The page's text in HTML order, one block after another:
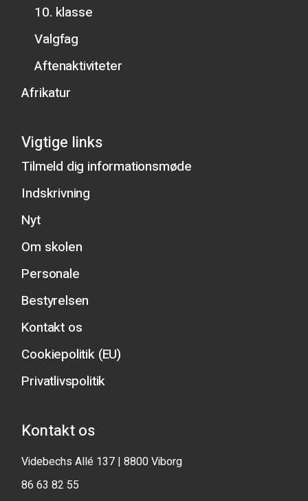
10. klasse
Valgfag
Aftenaktiviteter
Afrikatur
Vigtige links
Tilmeld dig informationsmøde
Indskrivning
Nyt
Om skolen
Personale
Bestyrelsen
Kontakt os
Cookiepolitik (EU)
Privatlivspolitik
Kontakt os
Videbechs Allé 137 | 8800 Viborg
86 63 82 55